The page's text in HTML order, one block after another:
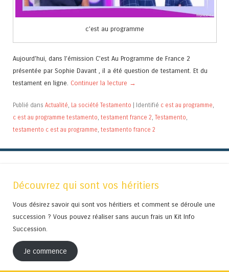
c’est au programme
Aujourd’hui, dans l’émission C’est Au Programme de France 2
présentée par Sophie Davant , il a été question de testament. Et du
testament en ligne. Continuer la lecture →
Publié dans Actualité, La société Testamento Identifié c est au programme,
c est au programme testamento, testament france 2, Testamento,
testamento c est au programme, testamento france 2
Découvrez qui sont vos héritiers
Vous désirez savoir qui sont vos héritiers et comment se déroule une
succession ? Vous pouvez réaliser sans aucun frais un Kit Info
Succession.
Je commence